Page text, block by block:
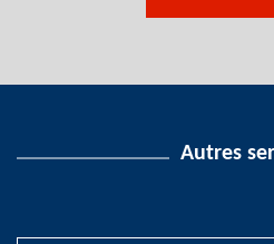
Autres